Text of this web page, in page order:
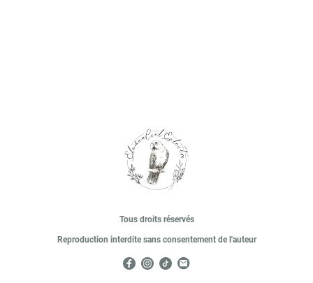
Tous droits réservés
Reproduction interdite sans consentement de l'auteur